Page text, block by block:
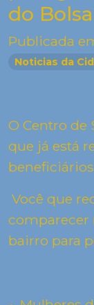
do
Publicada
Noticias da
O Centro de
que já está
Você que
comparecer
bairro para